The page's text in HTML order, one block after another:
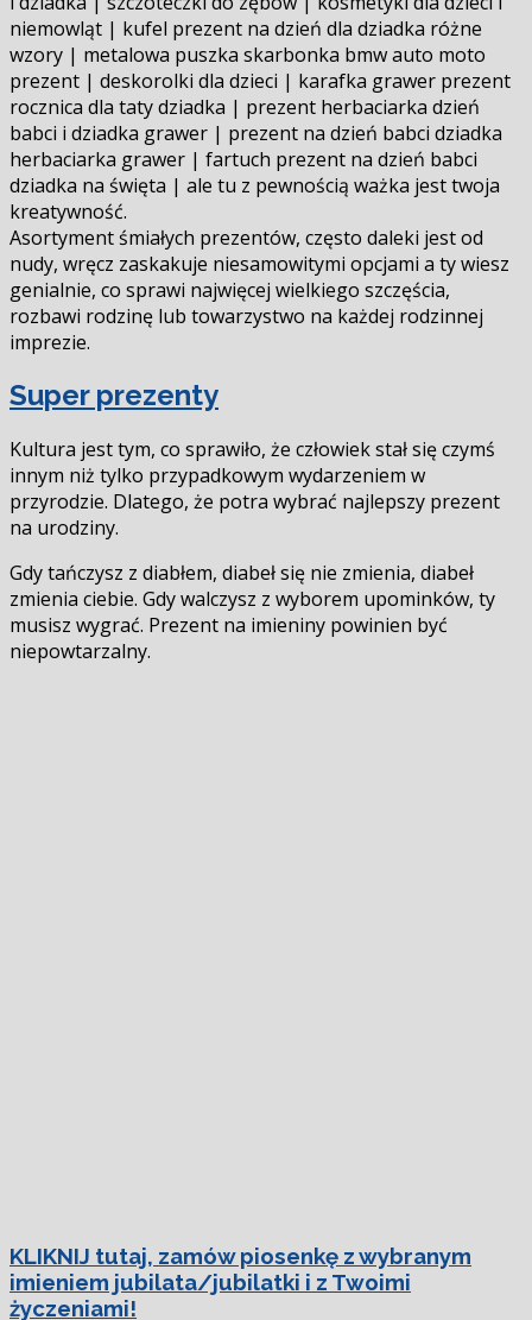
niemowląt | kufel prezent na dzień dla dziadka różne
wzory | metalowa puszka skarbonka bmw auto moto
prezent | deskorolki dla dzieci | karafka grawer prezent
rocznica dla taty dziadka | prezent herbaciarka dzień
babci i dziadka grawer | prezent na dzień babci dziadka
herbaciarka grawer | fartuch prezent na dzień babci
dziadka na święta | ale tu z pewnością ważka jest twoja
kreatywność.
Asortyment śmiałych prezentów, często daleki jest od
nudy, wręcz zaskakuje niesamowitymi opcjami a ty wiesz
genialnie, co sprawi najwięcej wielkiego szczęścia,
rozbawi rodzinę lub towarzystwo na każdej rodzinnej
imprezie.
Super prezenty
Kultura jest tym, co sprawiło, że człowiek stał się czymś
innym niż tylko przypadkowym wydarzeniem w
przyrodzie. Dlatego, że potrafi wybrać najlepszy prezent
na urodziny.
Gdy tańczysz z diabłem, diabeł się nie zmienia, diabeł
zmienia ciebie. Gdy walczysz z wyborem upominków, ty
musisz wygrać. Prezent na imieniny powinien być
niepowtarzalny.
KLIKNIJ tutaj, zamów piosenkę z wybranym
imieniem jubilata/jubilatki i z Twoimi
życzeniami!